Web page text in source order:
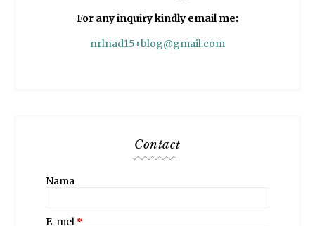
For any inquiry kindly email me:
nrlnad15+blog@gmail.com
Contact
Nama
E-mel *